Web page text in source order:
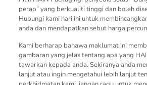
perap” yang berkualiti tinggi dan boleh
Hubungi kami hari ini untuk
anda dan mendapatkan sebut harga
Kami berharap bahawa maklumat ini
gambaran yang jelas tentang apa yang
tawarkan kepada anda. Sekiranya anda
lanjut atau ingin mengetahui lebih lanjut